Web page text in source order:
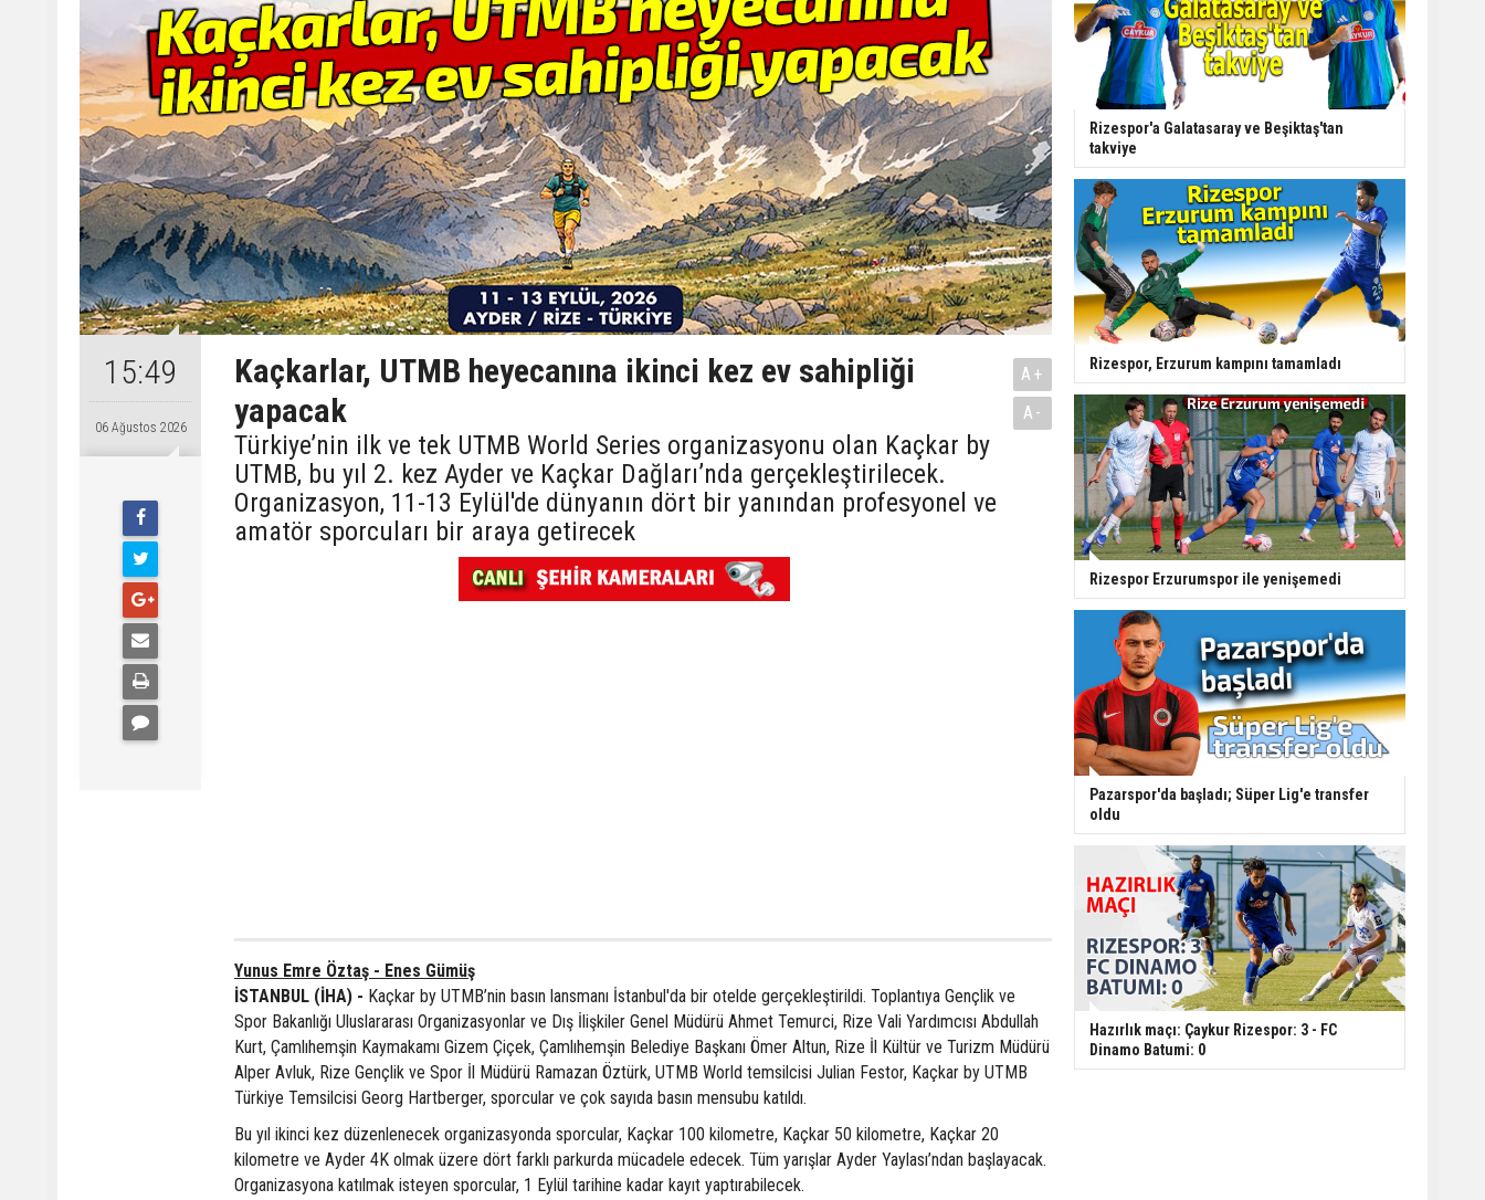
15:49
06 Ağustos 2026
Kaçkarlar, UTMB heyecanına ikinci kez ev sahipliği
yapacak
Türkiye’nin ilk ve tek UTMB World Series organizasyonu olan Kaçkar by
UTMB, bu yıl 2. kez Ayder ve Kaçkar Dağları’nda gerçekleştirilecek.
Organizasyon, 11-13 Eylül'de dünyanın dört bir yanından profesyonel ve
amatör sporcuları bir araya getirecek
A+
A-
Yunus Emre Öztaş - Enes Gümüş
İSTANBUL (İHA) - Kaçkar by UTMB’nin basın lansmanı İstanbul'da bir otelde gerçekleştirildi. Toplantıya Gençlik ve
Spor Bakanlığı Uluslararası Organizasyonlar ve Dış İlişkiler Genel Müdürü Ahmet Temurci, Rize Vali Yardımcısı Abdullah
Kurt, Çamlıhemşin Kaymakamı Gizem Çiçek, Çamlıhemşin Belediye Başkanı Ömer Altun, Rize İl Kültür ve Turizm Müdürü
Alper Avluk, Rize Gençlik ve Spor İl Müdürü Ramazan Öztürk, UTMB World temsilcisi Julian Festor, Kaçkar by UTMB
Türkiye Temsilcisi Georg Hartberger, sporcular ve çok sayıda basın mensubu katıldı.
Bu yıl ikinci kez düzenlenecek organizasyonda sporcular, Kaçkar 100 kilometre, Kaçkar 50 kilometre, Kaçkar 20
kilometre ve Ayder 4K olmak üzere dört farklı parkurda mücadele edecek. Tüm yarışlar Ayder Yaylası’ndan başlayacak.
Organizasyona katılmak isteyen sporcular, 1 Eylül tarihine kadar kayıt yaptırabilecek.
Rizespor'a Galatasaray ve Beşiktaş'tan
takviye
Rizespor, Erzurum kampını tamamladı
Rizespor Erzurumspor ile yenişemedi
Pazarspor'da başladı; Süper Lig'e transfer
oldu
Hazırlık maçı: Çaykur Rizespor: 3 - FC
Dinamo Batumi: 0